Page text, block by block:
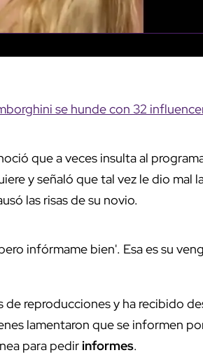
se hunde con 32
que a veces insulta al
y señaló que tal vez le dio mal
las risas de su novio.
infórmame bien'. Esa es su
de reproducciones y ha recibido
lamentaron que se informen
para pedirinformes.